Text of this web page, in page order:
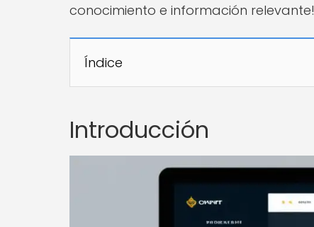
conocimiento e información relevante!
Índice
Introducción